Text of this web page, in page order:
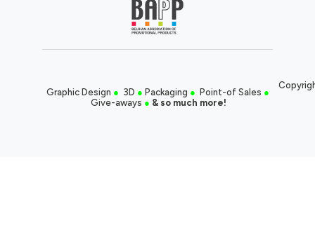
Graphic Design ● 3D ● Packaging ● Point-of Sales ●
Give-aways ● & so much more!